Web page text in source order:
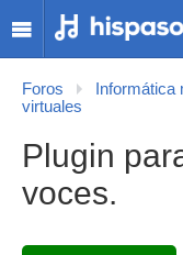
Foros Informática
virtuales
Plugin
voces.